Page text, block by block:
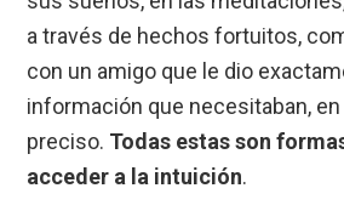
a través de hechos fortuitos,
con un amigo que le dio
información que necesitaban,
preciso. Todas estas son
acceder a la intuición.